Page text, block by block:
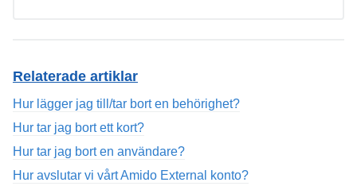
Relaterade artiklar
Hur lägger jag till/tar bort en behörighet?
Hur tar jag bort ett kort?
Hur tar jag bort en användare?
Hur avslutar vi vårt Amido External konto?